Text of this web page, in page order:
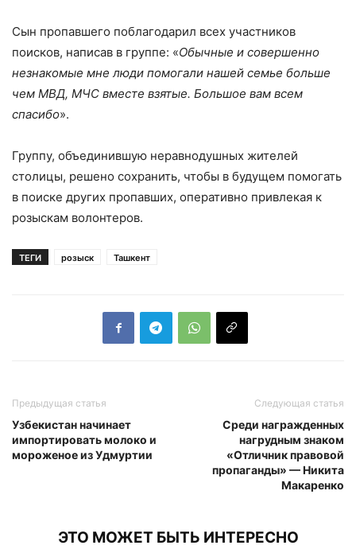
Сын пропавшего поблагодарил всех участников
поисков, написав в группе: «Обычные и совершенно
незнакомые мне люди помогали нашей семье больше
чем МВД, МЧС вместе взятые. Большое вам всем
спасибо».
Группу, объединившую неравнодушных жителей
столицы, решено сохранить, чтобы в будущем помогать
в поиске других пропавших, оперативно привлекая к
розыскам волонтеров.
ТЕГИ розыск Ташкент
Предыдущая статья
Узбекистан начинает
импортировать молоко и
мороженое из Удмуртии
Следующая статья
Среди награжденных
нагрудным знаком
«Отличник правовой
пропаганды» — Никита
Макаренко
ЭТО МОЖЕТ БЫТЬ ИНТЕРЕСНО